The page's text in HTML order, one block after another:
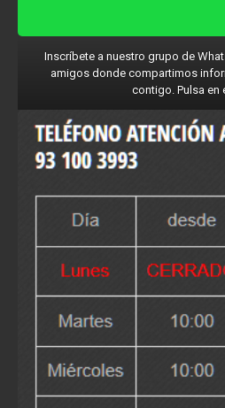
Inscríbete a nuestro grupo de
amigos donde compartimos
contigo. Pulsa en